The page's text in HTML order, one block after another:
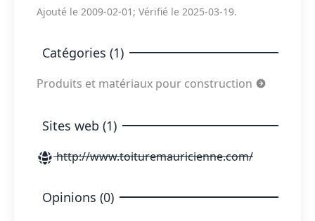
Ajouté le 2009-02-01; Vérifié le 2025-03-19.
Catégories (1)
Produits et matériaux pour construction
Sites web (1)
http://www.toituremauricienne.com/
Opinions (0)